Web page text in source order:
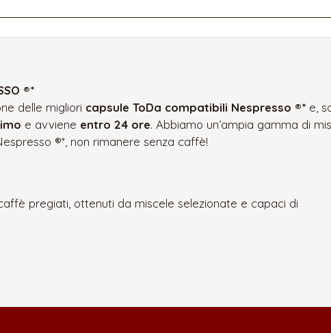
®*
delle migliori capsule ToDa compatibili Nespresso ®* e,
e avviene entro 24 ore. Abbiamo un’ampia gamma di
®*, non rimanere senza caffè!
pregiati, ottenuti da miscele selezionate e capaci di